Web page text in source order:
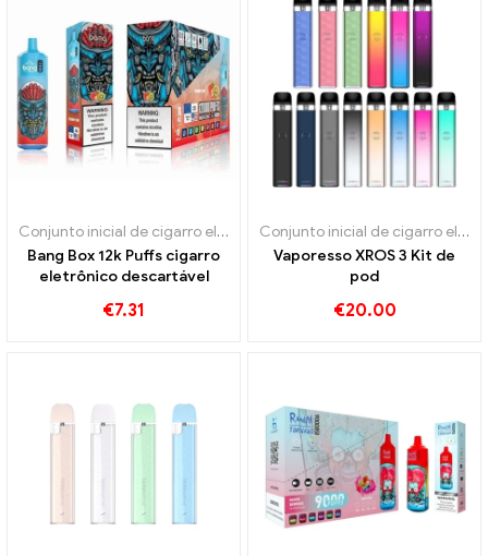
Conjunto inicial de cigarro eletrônico ,Cigarros eletrônicos
Bang Box 12k Puffs cigarro
eletrônico descartável
€7.31
Conjunto inicial de cigarro eletrônico
Vaporesso XROS 3 Kit de
pod
€20.00